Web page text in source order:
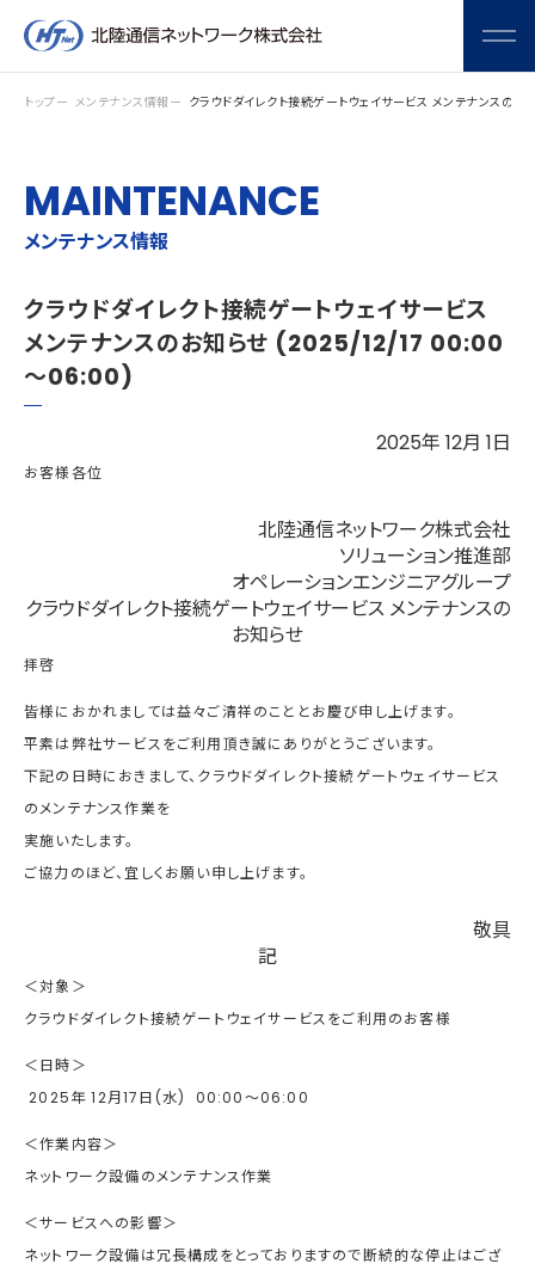
メニ
トップ メンテナンス情報 クラウドダイレクト接続ゲートウェイサービス メンテナン
MAINTENANCE
メンテナンス情報
クラウドダイレクト接続ゲートウェイサービス
メンテナンスのお知らせ (2025/12/17 00:00
～06:00)
2025年 12月 1日
お客様各位
北陸通信ネットワーク株式会社
ソリューション推進部
オペレーションエンジニアグループ
クラウドダイレクト接続ゲートウェイサービス メンテナンスの
お知らせ
拝啓
皆様におかれましては益々ご清祥のこととお慶び申し上げます。
平素は弊社サービスをご利用頂き誠にありがとうございます。
下記の日時におきまして、クラウドダイレクト接続ゲートウェイサービス
のメンテナンス作業を
実施いたします。
ご協力のほど、宜しくお願い申し上げます。
敬具
記
＜対象＞
クラウドダイレクト接続ゲートウェイサービスをご利用のお客様
＜日時＞
2025年 12月17日(水) 00:00～06:00
＜作業内容＞
ネットワーク設備のメンテナンス作業
＜サービスへの影響＞
ネットワーク設備は冗長構成をとっておりますので断続的な停止はござ